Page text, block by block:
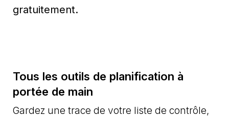
gratuitement.
Tous les outils de planification à
portée de main
Gardez une trace de votre liste de contrôle,